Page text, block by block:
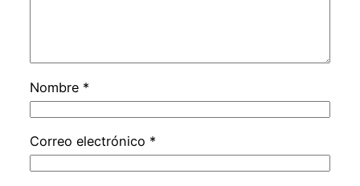
Nombre *
Correo electrónico *